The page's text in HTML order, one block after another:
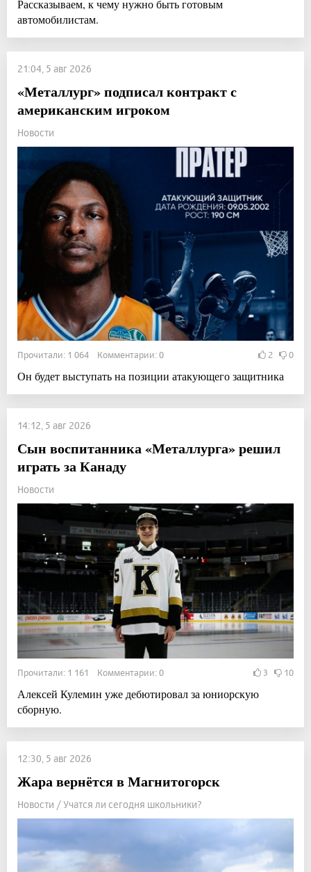
Рассказываем, к чему нужно быть готовым
автомобилистам.
21:04, 5 авг 2026
«Металлург» подписал контракт с
американским игроком
Новости
Прочитали: 1 064 Комментарии: 0 2 0
Он будет выступать на позиции атакующего защитника
14:12, 5 авг 2026
Сын воспитанника «Металлурга» решил
играть за Канаду
Новости
Прочитали: 1 161 Комментарии: 0 3 10
Алексей Кулемин уже дебютировал за юниорскую
сборную.
12:30, 5 авг 2026
Жара вернётся в Магнитогорск
Новости / Учатся ли сегодня школьники?